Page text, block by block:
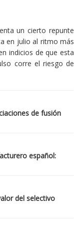
un cierto repunte
en julio al ritmo más
indicios de que esta
corre el riesgo de
de fusión
español:
del selectivo